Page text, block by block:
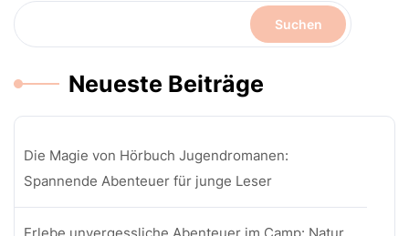
Suchen
Neueste Beiträge
Die Magie von Hörbuch Jugendromanen:
Spannende Abenteuer für junge Leser